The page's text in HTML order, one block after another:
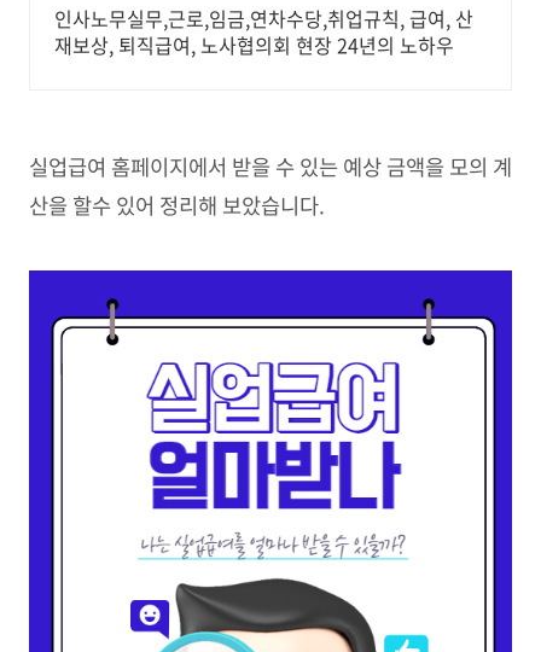
맞은편
인사노무실무,근로,임금,연차수당,취업규칙, 급여, 산
재보상, 퇴직급여, 노사협의회 현장 24년의 노하우
실업급여 홈페이지에서 받을 수 있는 예상 금액을 모의 계
산을 할수 있어 정리해 보았습니다.